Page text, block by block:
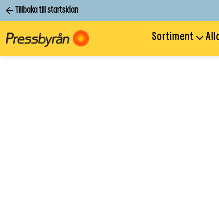
Tillbaka till startsidan
Sortiment